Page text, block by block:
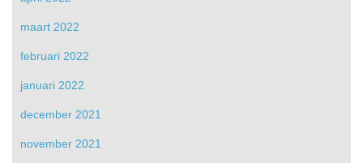
maart 2022
februari 2022
januari 2022
december 2021
november 2021